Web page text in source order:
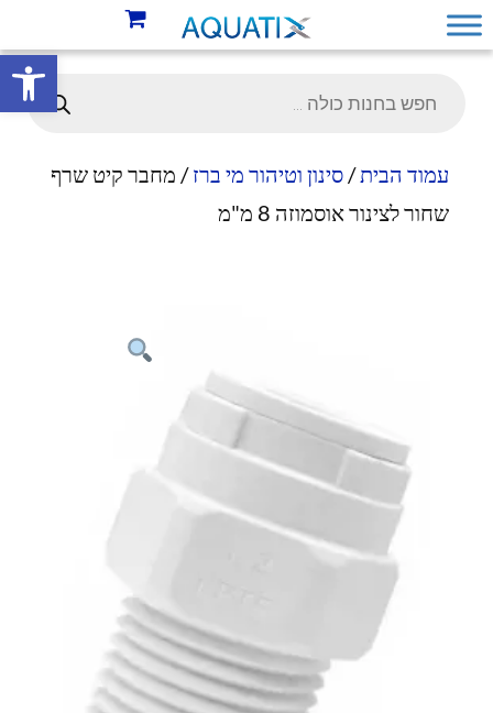
פתח
עמוד הבית/סינון וטיהור מי ברז/ מחבר קיט שרף
שחור לצינור אוסמוזה 8 מ"מ